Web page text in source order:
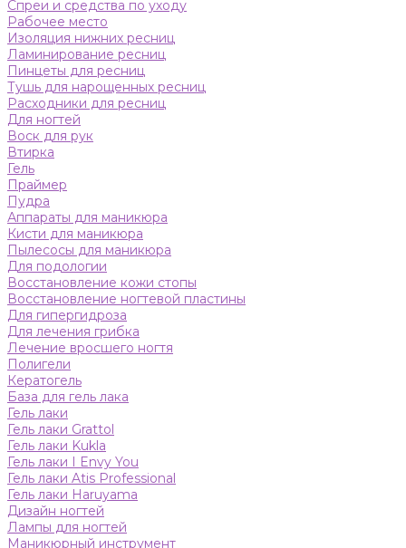
Спреи и средства по уходу
Рабочее место
Изоляция нижних ресниц
Ламинирование ресниц
Пинцеты для ресниц
Тушь для нарощенных ресниц
Расходники для ресниц
Для ногтей
Воск для рук
Втирка
Гель
Праймер
Пудра
Аппараты для маникюра
Кисти для маникюра
Пылесосы для маникюра
Для подологии
Восстановление кожи стопы
Восстановление ногтевой пластины
Для гипергидроза
Для лечения грибка
Лечение вросшего ногтя
Полигели
Кератогель
База для гель лака
Гель лаки
Гель лаки Grattol
Гель лаки Kukla
Гель лаки I Envy You
Гель лаки Atis Professional
Гель лаки Haruyama
Дизайн ногтей
Лампы для ногтей
Маникюрный инструмент